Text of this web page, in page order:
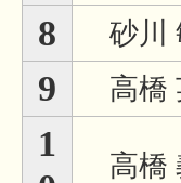
8 砂川
9 高橋
1
高橋